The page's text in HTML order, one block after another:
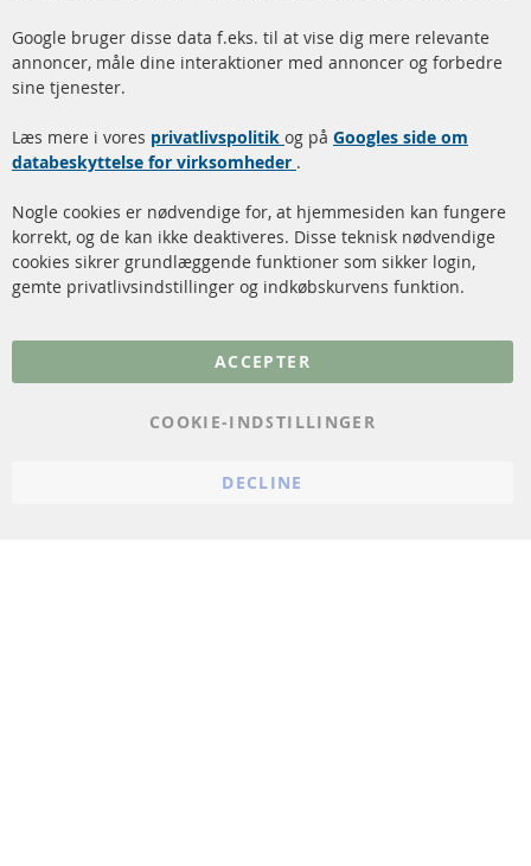
Hurtige links
Dieselpartikelfilter (DPF)
rengøring
Katalysator (KAT)
Sensorer
FAQ
Kundeservice
Betalingsmetoder
Kontakt
Google bruger disse data f.eks. til at vise dig mere relevante
annoncer, måle dine interaktioner med annoncer og forbedre
sine tjenester.
Læs mere i vores privatlivspolitik og på Googles side om
databeskyttelse for virksomheder .
Nogle cookies er nødvendige for, at hjemmesiden kan fungere
korrekt, og de kan ikke deaktiveres. Disse teknisk nødvendige
cookies sikrer grundlæggende funktioner som sikker login,
gemte privatlivsindstillinger og indkøbskurvens funktion.
ACCEPTER
COOKIE-INDSTILLINGER
DECLINE